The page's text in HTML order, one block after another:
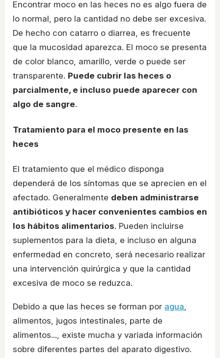
Encontrar moco en las heces no es algo fuera de
lo normal, pero la cantidad no debe ser excesiva.
De hecho con catarro o diarrea, es frecuente
que la mucosidad aparezca. El moco se presenta
de color blanco, amarillo, verde o puede ser
transparente. Puede cubrir las heces o
parcialmente, e incluso puede aparecer con
algo de sangre.
Tratamiento para el moco presente en las
heces
El tratamiento que el médico disponga
dependerá de los síntomas que se aprecien en el
afectado. Generalmente deben administrarse
antibióticos y hacer convenientes cambios en
los hábitos alimentarios. Pueden incluirse
suplementos para la dieta, e incluso en alguna
enfermedad en concreto, será necesario realizar
una intervención quirúrgica y que la cantidad
excesiva de moco se reduzca.
Debido a que las heces se forman por agua,
alimentos, jugos intestinales, parte de
alimentos..., existe mucha y variada información
sobre diferentes partes del aparato digestivo.